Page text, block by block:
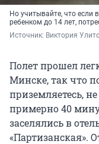
Но учитывайте, что если
ребенком до 14 лет,
Источник: Виктория
Полет прошел
Минске, так что
приземляетесь,
примерно 40
заселялись в
«Партизанская».